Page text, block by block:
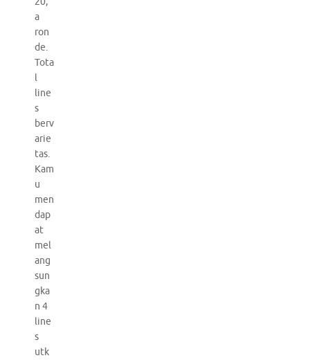
a
ron
de.
Tota
l
line
s
berv
arie
tas.
Kam
u
men
dap
at
mel
ang
sun
gka
n 4
line
s
utk